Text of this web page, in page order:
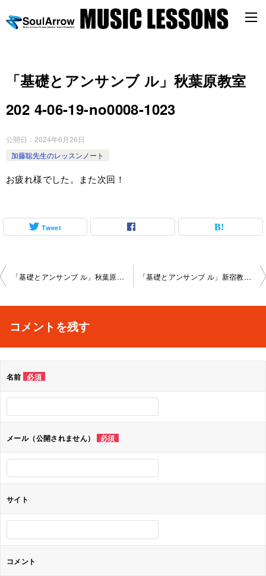
「基礎とアンサンブ ル」秋葉原教室
202 4-06-19-no0008-1023
公開日： 2024年6月26日
加藤聡先生のレッスンノート
お疲れ様でした。また次回！
Tweet
投
ビ
シ
ョ
ン
「基礎とアンサンブ ル」秋葉原教室202 4-06-12-no0008-1125 「基礎とアンサンブ ル」新宿教室2024-06-21-no0008-1028
コメントを残す
名前 必須
メール（公開されません） 必須
サイト
コメント